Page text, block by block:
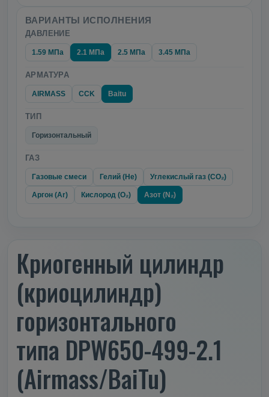
ВАРИАНТЫ ИСПОЛНЕНИЯ
ДАВЛЕНИЕ
1.59 МПа 2.1 МПа 2.5 МПа 3.45 МПа
АРМАТУРА
AIRMASS CCK Baitu
ТИП
Горизонтальный
ГАЗ
Газовые смеси Гелий (He) Углекислый газ (CO₂)
Аргон (Ar) Кислород (O₂) Азот (N₂)
Криогенный цилиндр
(криоцилиндр)
горизонтального
типа DPW650-499-2.1
(Airmass/BaiTu)